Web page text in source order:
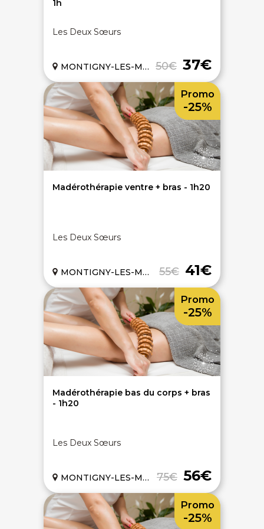
1h
Les Deux Sœurs
50€ 37€
MONTIGNY-LES-METZ (57)
Madérothérapie ventre + bras - 1h20
Les Deux Sœurs
55€ 41€
MONTIGNY-LES-METZ (57)
Promo
-25%
Madérothérapie bas du corps + bras
- 1h20
Les Deux Sœurs
75€ 56€
MONTIGNY-LES-METZ (57)
Promo
-25%
Promo
-25%